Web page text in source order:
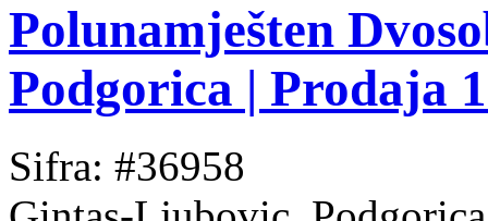
Polunamješten
Podgorica | Prodaja
Sifra: #36958